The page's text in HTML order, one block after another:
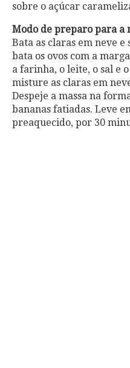
sobre o açúcar
Modo de preparo para a
Bata as claras em neve
bata os ovos com a
a farinha, o leite, o sal e
misture as claras em
Despeje a massa na
bananas fatiadas. Leve
preaquecido, por 30